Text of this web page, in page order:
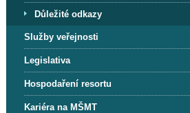
Důležité odkazy
Služby veřejnosti
Legislativa
Hospodaření resortu
Kariéra na MŠMT